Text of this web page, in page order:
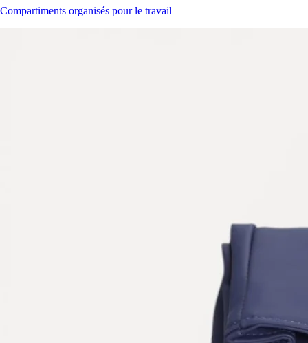
Compartiments organisés pour le travail